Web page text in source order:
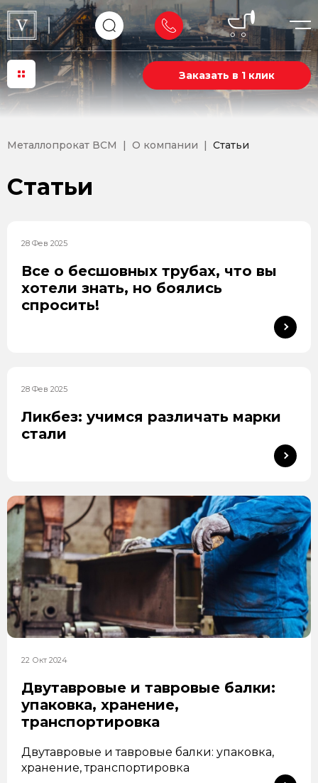
Заказать в 1 клик
Металлопрокат ВСМ О компании Статьи
Статьи
28 Фев 2025
Все о бесшовных трубах, что вы
хотели знать, но боялись
спросить!
28 Фев 2025
Ликбез: учимся различать марки
стали
22 Окт 2024
Двутавровые и тавровые балки:
упаковка, хранение,
транспортировка
Двутавровые и тавровые балки: упаковка,
хранение, транспортировка